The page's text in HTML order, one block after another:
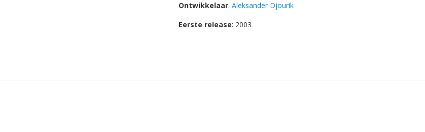
Ontwikkelaar: Aleksander Djourik
Eerste release: 2003